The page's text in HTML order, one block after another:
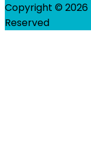
Copyright © 2026
Reserved